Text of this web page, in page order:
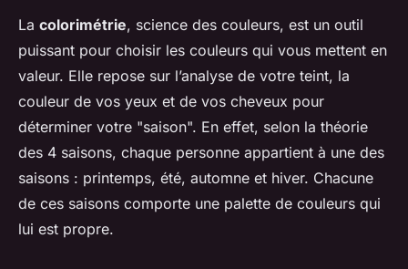
La colorimétrie, science des couleurs, est un outil
puissant pour choisir les couleurs qui vous mettent en
valeur. Elle repose sur l’analyse de votre teint, la
couleur de vos yeux et de vos cheveux pour
déterminer votre "saison". En effet, selon la théorie
des 4 saisons, chaque personne appartient à une des
saisons : printemps, été, automne et hiver. Chacune
de ces saisons comporte une palette de couleurs qui
lui est propre.